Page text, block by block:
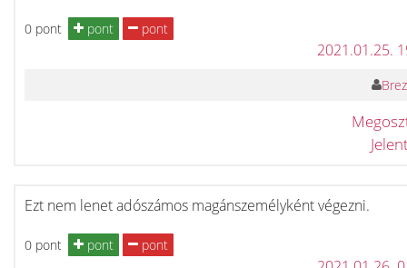
0 pont pont pont
2021.01.25.
Ezt nem lenet adószámos magánszemélyként végezni.
0 pont pont pont